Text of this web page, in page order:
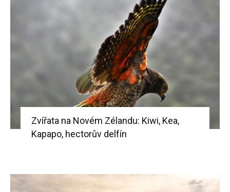
Zvířata na Novém Zélandu: Kiwi, Kea,
Kapapo, hectorův delfín